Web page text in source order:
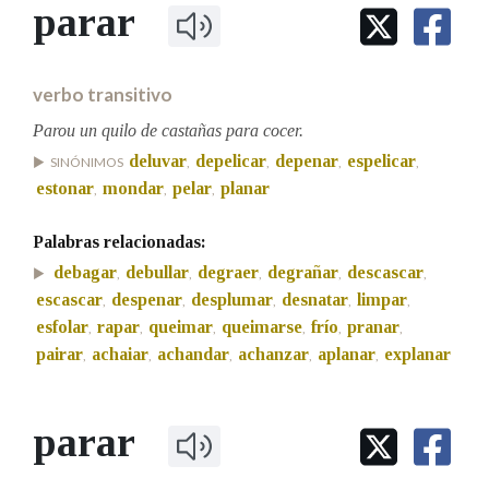
IDENTIDADE CORPORATIVA
MARCIAL DEL ADALID
FIGURAS HOMENAXEADAS
PRIMAVERA DAS LETRAS
PORTAL DAS PALABRAS
Facebook
TwitterYoutubeInstagram
Bluesky
BUSCAR NOS LEMAS
Remata por
Contén
BUSCAR NO CONTIDO
Nos exemplos
parar
verbo transitivo
Parou un quilo de castañas para cocer.
SINÓNIMOS deluvar, depelicar, depenar, espelicar,
estonar, mondar, pelar, planar
Palabras relacionadas:
debagar, debullar, degraer, degrañar, descascar,
escascar, despenar, desplumar, desnatar, limpar,
esfolar, rapar, queimar, queimarse, frío, pranar,
pairar, achaiar, achandar, achanzar, aplanar, explanar
parar